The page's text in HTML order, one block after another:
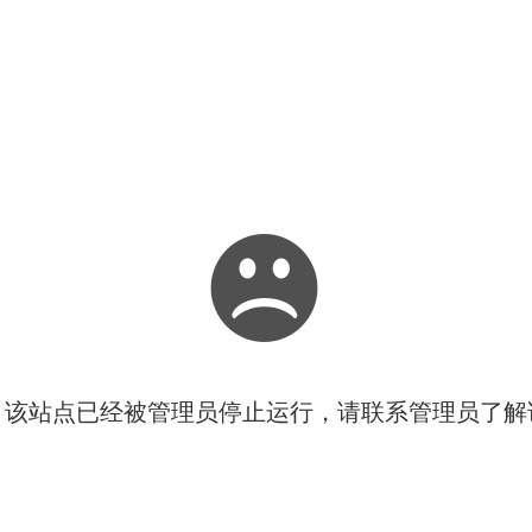
站点已经被管理员停止运行，请联系管理员了